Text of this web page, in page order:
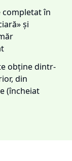
în
și
obține dintr-
din
(încheiat